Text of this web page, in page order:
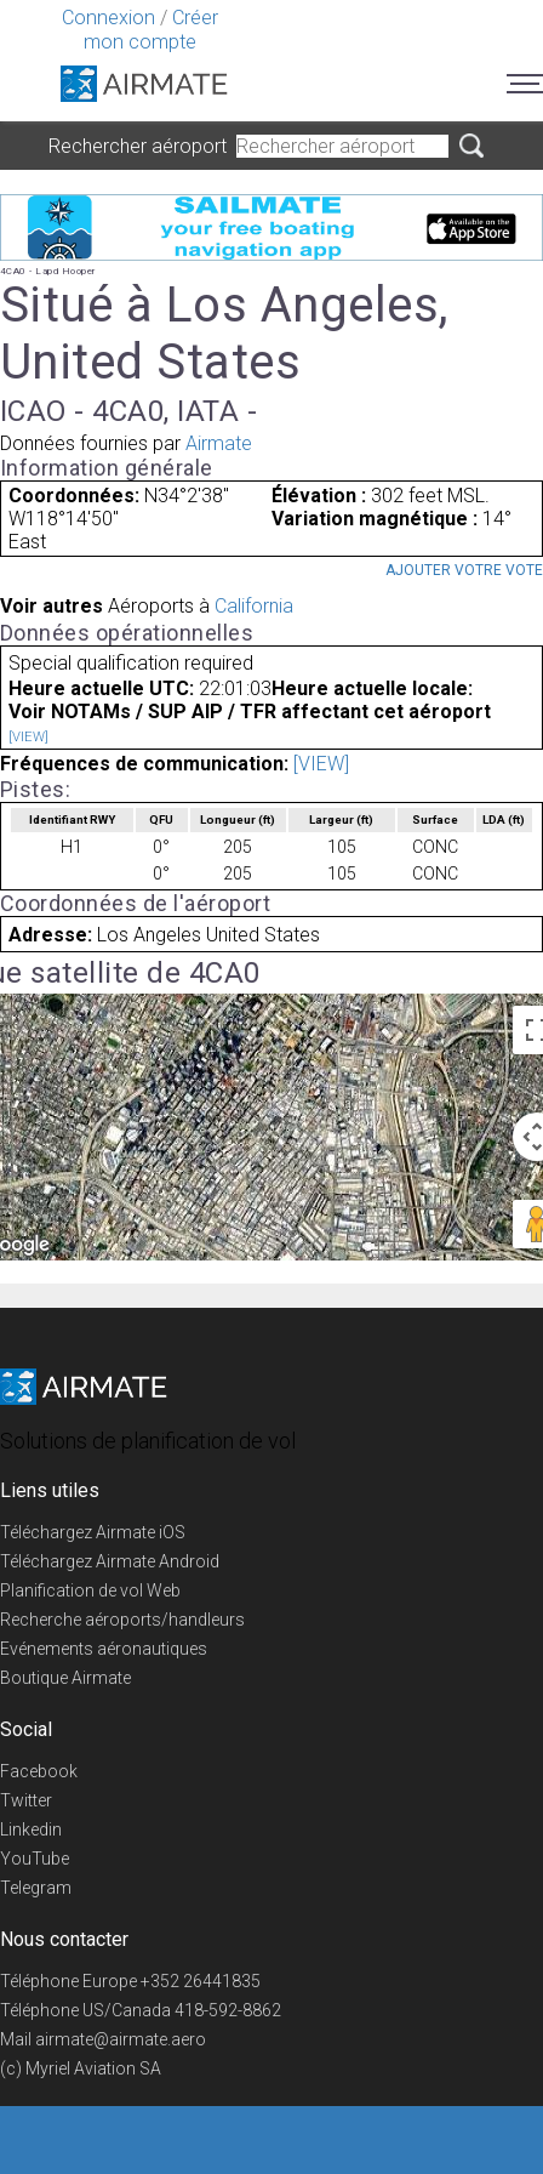
Connexion / Créer
mon compte
Rechercher aéroport
4CA0 - Lapd Hooper
Situé à Los Angeles,
United States
ICAO - 4CA0, IATA -
Données fournies par Airmate
Information générale
Coordonnées: N34°2'38"
W118°14'50"
Élévation : 302 feet MSL.
Variation magnétique : 14°
East
AJOUTER VOTRE VOTE
Voir autres Aéroports à California
Données opérationnelles
Special qualification required
Heure actuelle UTC: 22:01:03 Heure actuelle locale:
Voir NOTAMs / SUP AIP / TFR affectant cet aéroport
[VIEW]
Fréquences de communication: [VIEW]
Pistes:
Identifiant RWY QFU Longueur(ft) Largeur(ft) Surface LDA(ft)
H1 0° 205 105
CONC
0°
205 105 CONC
Coordonnées de l'aéroport
Adresse: Los Angeles United States
satellite de 4CA0
Solutions de planification de vol
Liens utiles
Téléchargez Airmate iOS
Téléchargez Airmate Android
Planification de vol Web
Recherche aéroports/handleurs
Evénements aéronautiques
Boutique Airmate
Social
Facebook
Twitter
Linkedin
YouTube
Telegram
Nous contacter
Téléphone Europe+352 26441835
Téléphone US/Canada 418-592-8862
Mail airmate@airmate.aero
(c) Myriel Aviation SA